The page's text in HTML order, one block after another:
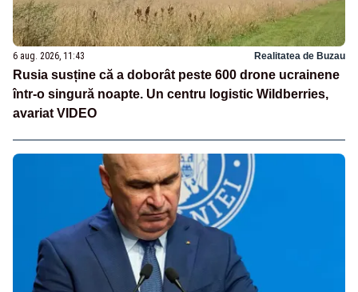
6 aug. 2026, 11:43 Realitatea de Buzau
Rusia susține că a doborât peste 600 drone ucrainene
într-o singură noapte. Un centru logistic Wildberries,
avariat VIDEO